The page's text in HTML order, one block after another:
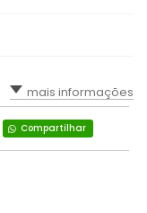
mais informações
Compartilhar